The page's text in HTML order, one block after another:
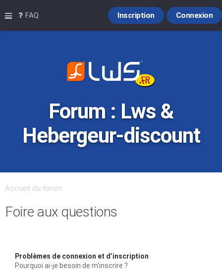
Raccourcis
FAQ Connexion
Inscription
Forum : Lws &
Hebergeur-discount
Accueil du forum
Foire aux questions
Problèmes de connexion et d’inscription
Pourquoi ai-je besoin de m’inscrire ?